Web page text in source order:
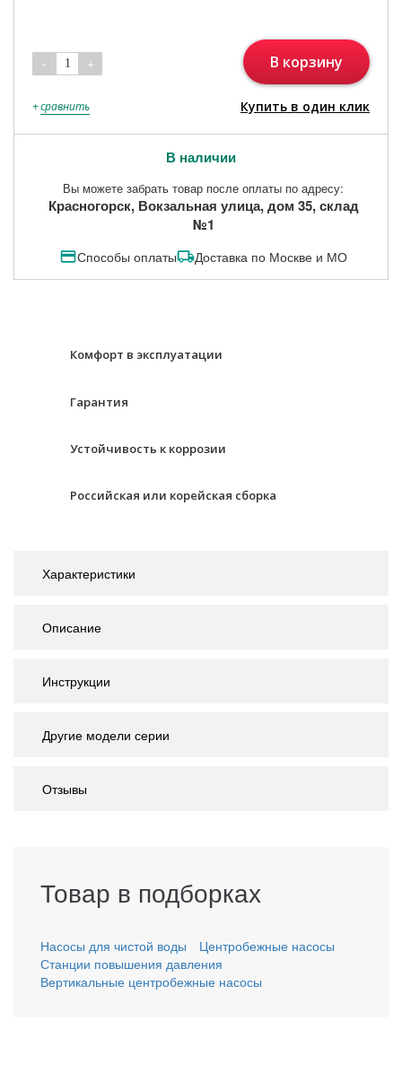
- 1 + В корзину
+сравнить Купить в один клик
В наличии
Вы можете забрать товар после оплаты по адресу:
Красногорск, Вокзальная улица, дом 35, склад
№1
Способы оплаты Доставка по Москве и МО
Комфорт в эксплуатации
Гарантия
Устойчивость к коррозии
Российская или корейская сборка
Характеристики
Описание
Инструкции
Другие модели серии
Отзывы
Товар в подборках
Насосы для чистой воды
Центробежные насосы
Станции повышения давления
Вертикальные центробежные насосы